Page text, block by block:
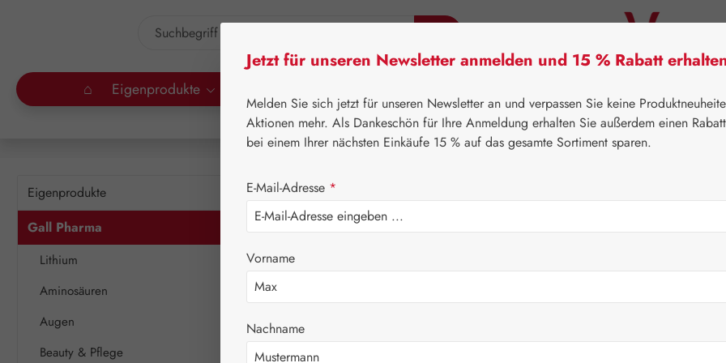
⌂ Eigenprodukte
⌂ Gall Pharma
Eigenprodukte
Gall Pharma
Lithium
Aminosäuren
Augen
Beauty & Pflege
Nahrungsergänzung & Qualitätsprodukte
Gall Pharma Austria zählt seit über 40 Jahren zu den führenden Experten für
bieten wir eine einzigartige Produktvielfalt – von Vitaminen und
Produktion in Judenburg steht für Qualität, Reinheit und
1 2 3 4 5
Jetzt für unseren Newsletter anmelden und 15 % Rabatt
Melden Sie sich jetzt für unseren Newsletter an und verpassen Sie keine
Aktionen mehr. Als Dankeschön für Ihre Anmeldung erhalten Sie außerdem einen
bei einem Ihrer nächsten Einkäufe 15 % auf das gesamte Sortiment sparen.
E-Mail-Adresse *
Vorname
Nachname